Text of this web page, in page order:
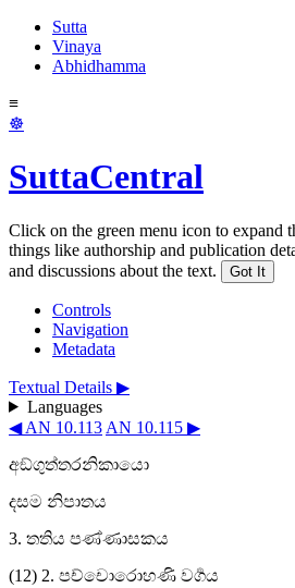
Sutta
Vinaya
Abhidhamma
≡
☸
SuttaCentral
Click on the green menu icon to expand
things like authorship and publication
and discussions about the text.
Got It
Controls
Navigation
Metadata
Textual Details ▶
Languages
◀ AN 10.113 AN 10.115 ▶
අඞ්ගුත්තරනිකායො
දසම නිපාතය
3. තතිය පණ්ණාසකය
(12) 2. පච්චොරොහණි වර්‍ගය